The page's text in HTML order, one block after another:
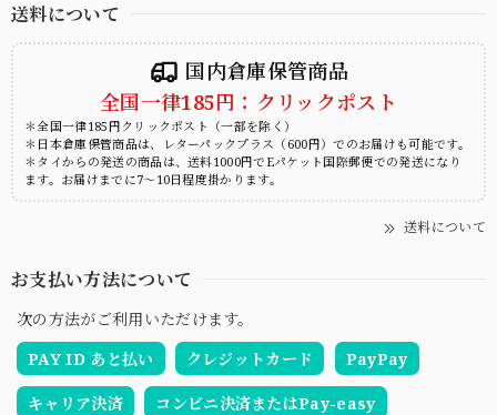
送料について
国内倉庫保管商品
全国一律185円：クリックポスト
＊全国一律185円クリックポスト（一部を除く）
＊日本倉庫保管商品は、レターパックプラス（600円）でのお届けも可能です。
＊タイからの発送の商品は、送料1000円でEパケット国際郵便での発送になり
ます。お届けまでに7～10日程度掛かります。
送料について
お支払い方法について
次の方法がご利用いただけます。
PAY ID あと払い
クレジットカード PayPay
キャリア決済 コンビニ決済またはPay-easy